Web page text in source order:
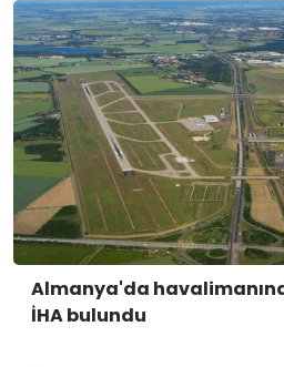
Almanya'da
İHA bulundu